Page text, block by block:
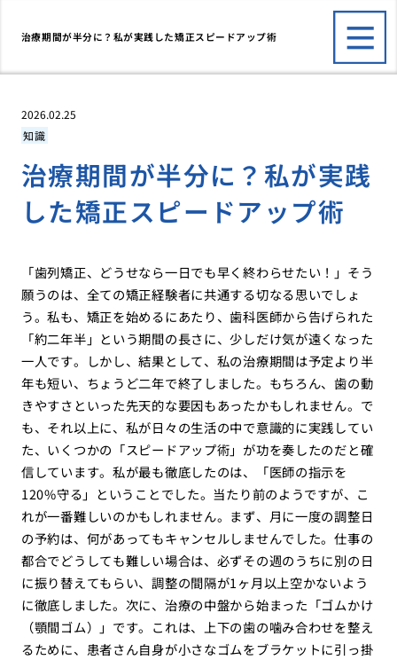
治療期間が半分に？私が実践した矯正スピードアップ術
2026.02.25
知識
治療期間が半分に？私が実践
した矯正スピードアップ術
「歯列矯正、どうせなら一日でも早く終わらせたい！」そう
願うのは、全ての矯正経験者に共通する切なる思いでしょ
う。私も、矯正を始めるにあたり、歯科医師から告げられた
「約二年半」という期間の長さに、少しだけ気が遠くなった
一人です。しかし、結果として、私の治療期間は予定より半
年も短い、ちょうど二年で終了しました。もちろん、歯の動
きやすさといった先天的な要因もあったかもしれません。で
も、それ以上に、私が日々の生活の中で意識的に実践してい
た、いくつかの「スピードアップ術」が功を奏したのだと確
信しています。私が最も徹底したのは、「医師の指示を
120%守る」ということでした。当たり前のようですが、こ
れが一番難しいのかもしれません。まず、月に一度の調整日
の予約は、何があってもキャンセルしませんでした。仕事の
都合でどうしても難しい場合は、必ずその週のうちに別の日
に振り替えてもらい、調整の間隔が1ヶ月以上空かないよう
に徹底しました。次に、治療の中盤から始まった「ゴムかけ
（顎間ゴム）」です。これは、上下の歯の噛み合わせを整え
るために、患者さん自身が小さなゴムをブラケットに引っ掛